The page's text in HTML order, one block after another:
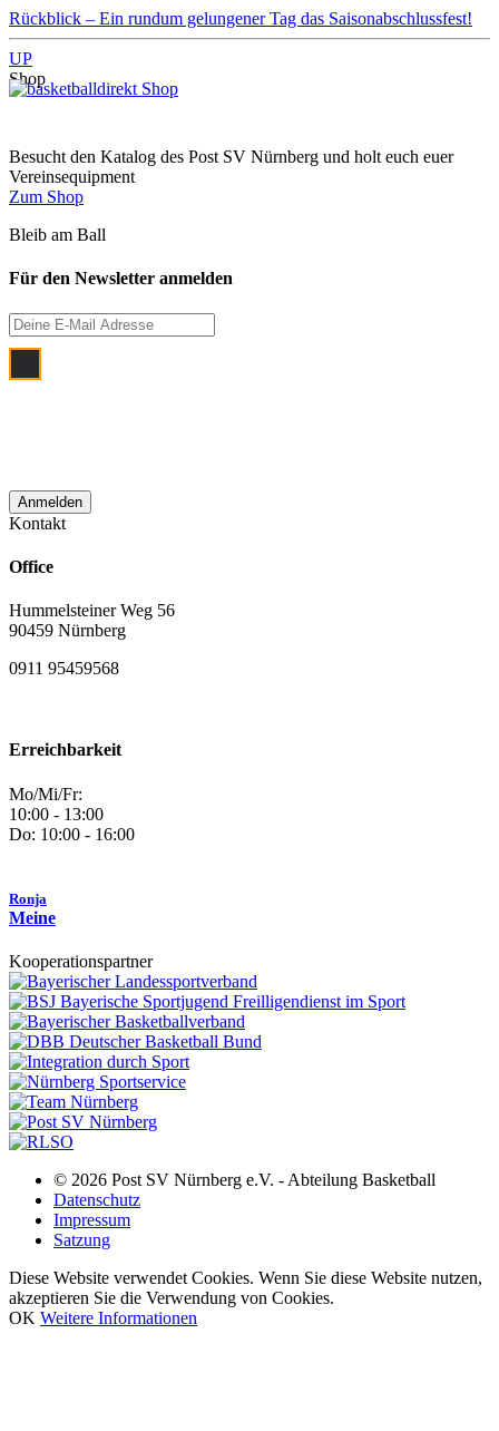
Rückblick – Ein rundum gelungener Tag das Saisonabschlussfest!
UP
Shop
Besucht den Katalog des Post SV Nürnberg und holt euch euer
Vereinsequipment
Zum Shop
Bleib am Ball
Für den Newsletter anmelden
Kontakt
Office
Hummelsteiner Weg 56
90459 Nürnberg
0911 95459568
Erreichbarkeit
Mo/Mi/Fr:
10:00 - 13:00
Do: 10:00 - 16:00
Ronja
Meine
Kooperationspartner
© 2026 Post SV Nürnberg e.V. - Abteilung Basketball
Datenschutz
Impressum
Satzung
Diese Website verwendet Cookies. Wenn Sie diese Website nutzen,
akzeptieren Sie die Verwendung von Cookies.
OK Weitere Informationen